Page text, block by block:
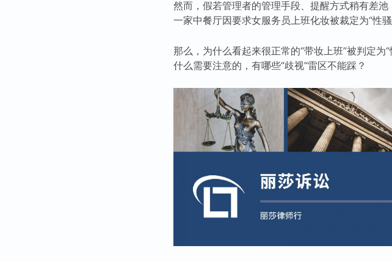
然而，假若管理者的管理手段、提醒方式稍有差
一家中餐厅因要求女服务员上班化妆被裁定为“性
那么，为什么看起来很正常的“带妆上班”被判定
什么需要注意的，有哪些“歧视”雷区不能踩？